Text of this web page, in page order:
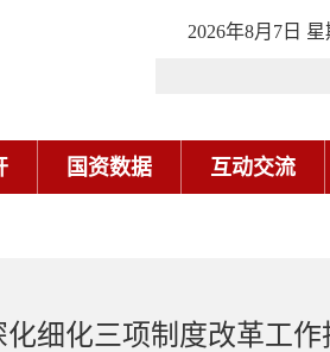
2026年8月7日 星
国资数据 互动交流
细化三项制度改革工作